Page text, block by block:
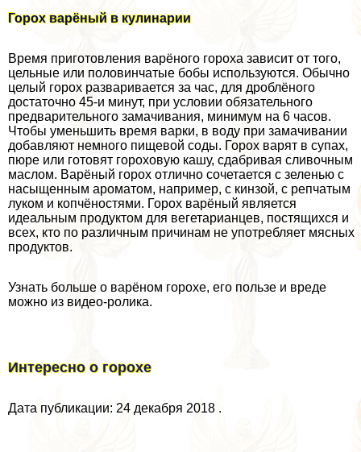
Горох варёный в кулинарии
Время приготовления варёного гороха зависит от того,
цельные или половинчатые бобы используются. Обычно
целый горох разваривается за час, для дроблёного
достаточно 45-и минут, при условии обязательного
предварительного замачивания, минимум на 6 часов.
Чтобы уменьшить время варки, в воду при замачивании
добавляют немного пищевой соды. Горох варят в супах,
пюре или готовят гороховую кашу, сдабривая сливочным
маслом. Варёный горох отлично сочетается с зеленью с
насыщенным ароматом, например, с кинзой, с репчатым
луком и копчёностями. Горох варёный является
идеальным продуктом для вегетарианцев, постящихся и
всех, кто по различным причинам не употрeбляет мясных
продуктов.
Узнать больше о варёном горохе, его пользе и вреде
можно из видео-ролика.
Интересно о горохе
Дата публикации: 24 декабря 2018 .